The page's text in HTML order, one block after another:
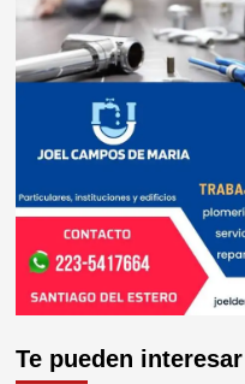
Te pueden interesar